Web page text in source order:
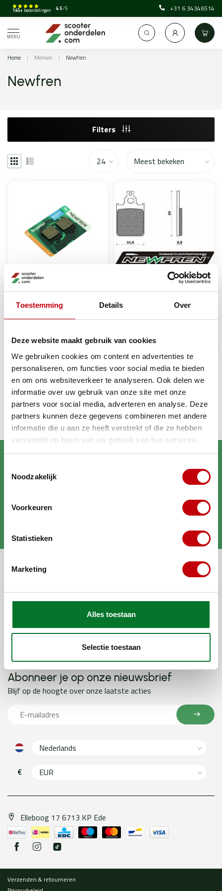
Toestemming Details Over
Deze website maakt gebruik van cookies
We gebruiken cookies om content en advertenties te
personaliseren, om functies voor social media te bieden
en om ons websiteverkeer te analyseren. Ook delen we
informatie over uw gebruik van onze site met onze
partners voor social media, adverteren en analyse. Deze
partners kunnen deze gegevens combineren met andere
informatie die u aan ze heeft verstrekt of die ze hebben
verzameld op basis van uw gebruik van hun services.
Noodzakelijk
Voorkeuren
Statistieken
Marketing
Alles toestaan
Selectie toestaan
145+ beoordelingen 4.5/5 +31 6 34346514
MENU
Home | Merken | Newfren
Newfren
Filters
Newfren
Newfren remblokken
FD0249 MP3, Zip SP, Tweet,
€8,56 Op voorraad
Newfren
remblokset newfren cnc
remklauw zip 2000 voor
€9,40
Recent bekeken
Brengt jouw scooter in
Alle categorieën
Mijn account
Algemene informatie
Populaire categorieën
Abonneer je op onze nieuwsbrief
Blijf op de hoogte over onze laatste acties
€
Elleboog 17 6713 KP Ede
Verzenden & retourneren